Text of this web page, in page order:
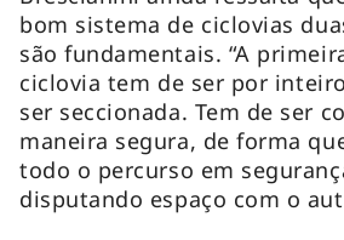
bom sistema de ciclovias
são fundamentais. “A
ciclovia tem de ser por
ser seccionada. Tem de ser
maneira segura, de forma
todo o percurso em
disputando espaço com o